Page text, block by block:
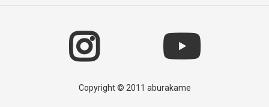
Copyright © 2011 aburakame